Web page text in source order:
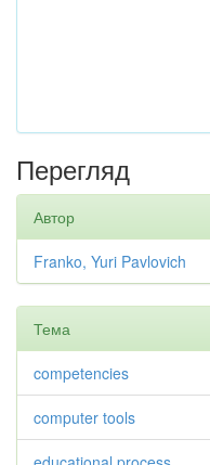
Перегляд
Автор
Franko, Yuri Pavlovich
Тема
competencies
computer tools